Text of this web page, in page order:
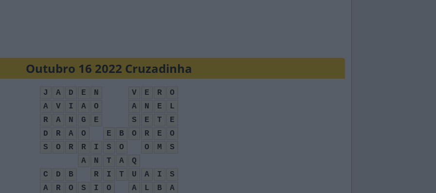
Outubro 16 2022 Cruzadinha
J A D E N V E R
O
A
V I A O A N E
L
R
A N G E S E T
E
D
R A O E B O R E
O
S
O R R I S O O M
S
A
N T A
Q
C
D B R I T U A I
S
A
R O S I O A L B
A